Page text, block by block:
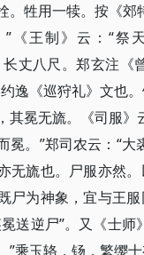
。牲用一犊。按《郊
《王制》云：“祭
丈八尺。郑玄注《
逸《巡狩礼》文也
其冕无旒。《司服》
冕。”郑司农云：“大
无旒也。尸服亦然
尸为神象，宜与王服
送逆尸”。又《士师
”乘玉辂，钖，繁缨